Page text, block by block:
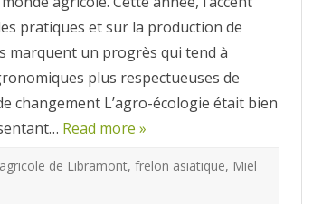
pratiques et sur la production de
marquent un progrès qui tend à
plus respectueuses de
changement L’agro-écologie était bien
Read more »
de Libramont, frelon asiatique, Miel